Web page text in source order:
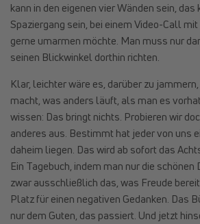
kann in den eigenen vier Wänden sein, das
Spaziergang sein, bei einem Video-Call
gerne umarmen möchte. Man muss nur
seinen Blickwinkel dorthin richten.
Klar, leichter wäre es, darüber zu
macht, was anders läuft, als man es
wissen: Das bringt nichts. Probieren wir
anderes aus. Bestimmt hat jeder von uns
daheim liegen. Das wird ab sofort das
Ein Tagebuch, indem man nur die schönen
zwar ausschließlich das, was Freude
Platz für einen negativen Gedanken. Das
nur dem Guten, das passiert. Und jetzt